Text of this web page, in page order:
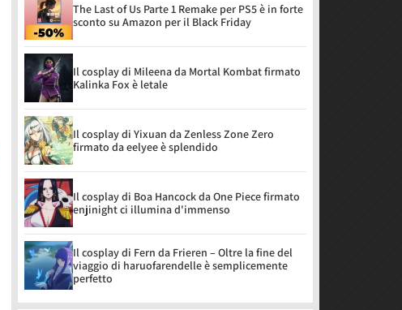
The Last of Us Parte 1 Remake per PS5 è in forte
sconto su Amazon per il Black Friday
Il cosplay di Mileena da Mortal Kombat firmato
Kalinka Fox è letale
Il cosplay di Yixuan da Zenless Zone Zero
firmato da eelyee è splendido
Il cosplay di Boa Hancock da One Piece firmato
enjinight ci illumina d'immenso
Il cosplay di Fern da Frieren – Oltre la fine del
viaggio di haruofarendelle è semplicemente
perfetto